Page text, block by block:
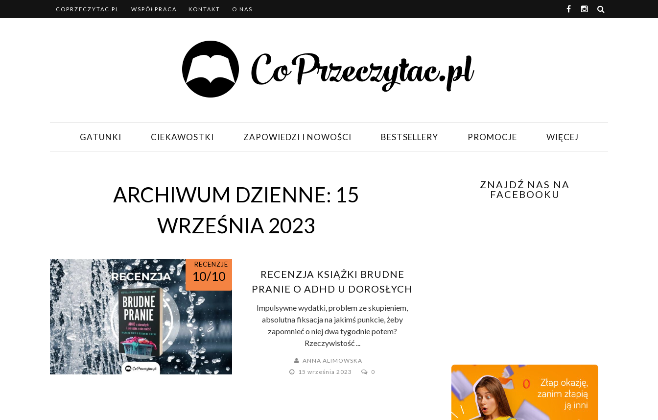
COPRZECZYTAC.PL WSPÓŁPRACA KONTAKT O NAS
GATUNKI CIEKAWOSTKI ZAPOWIEDZI I NOWOŚCI BESTSELLERY PROMOCJE WIĘCEJ
ARCHIWUM DZIENNE: 15
WRZEŚNIA 2023
RECENZJE
10/10
RECENZJA KSIĄŻKI BRUDNE
PRANIE O ADHD U DOROSŁYCH
Impulsywne wydatki, problem ze skupieniem,
absolutna fiksacja na jakimś punkcie, żeby
zapomnieć o niej dwa tygodnie potem?
Rzeczywistość ...
ANNA ALIMOWSKA
15 września 2023
0
ZNAJDŹ NAS NA
FACEBOOKU